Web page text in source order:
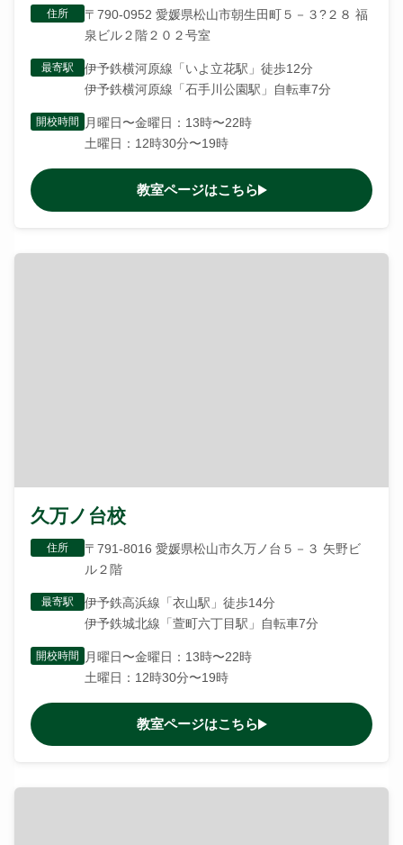
住所
〒790-0952 愛媛県松山市朝生田町５－３?２８ 福
泉ビル２階２０２号室
最寄駅
伊予鉄横河原線「いよ立花駅」徒歩12分
伊予鉄横河原線「石手川公園駅」自転車7分
開校時間
月曜日〜金曜日：13時〜22時
土曜日：12時30分〜19時
教室ページはこちら
久万ノ台校
住所
〒791-8016 愛媛県松山市久万ノ台５－３ 矢野ビ
ル２階
最寄駅
伊予鉄高浜線「衣山駅」徒歩14分
伊予鉄城北線「萱町六丁目駅」自転車7分
開校時間
月曜日〜金曜日：13時〜22時
土曜日：12時30分〜19時
教室ページはこちら